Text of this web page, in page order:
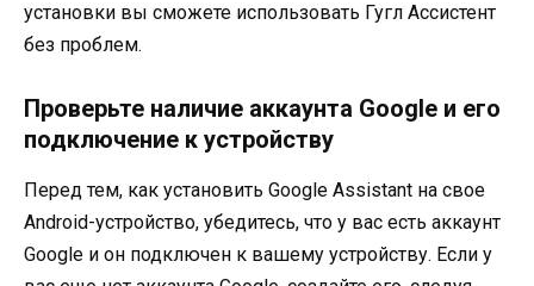
установки вы сможете использовать Гугл Ассистент
без проблем.
Проверьте наличие аккаунта Google и его
подключение к устройству
Перед тем, как установить Google Assistant на свое
Android-устройство, убедитесь, что у вас есть аккаунт
Google и он подключен к вашему устройству. Если у